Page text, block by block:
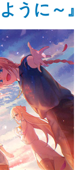
うに～』